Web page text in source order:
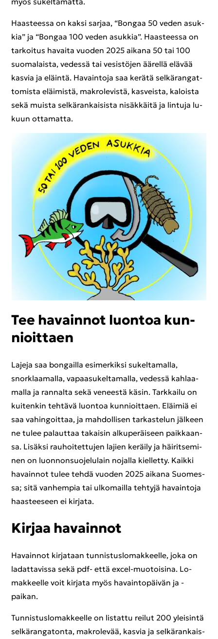
Haas­tees­sa on kaksi sar­jaa, “Bon­gaa 50 veden asuk­
kia” ja “Bon­gaa 100 veden asuk­kia”. Haas­tees­sa on
tar­koi­tus ha­vai­ta vuo­den 2025 ai­ka­na 50 tai 100
suo­ma­lais­ta, ve­des­sä tai ve­sis­tö­jen ää­rel­lä elä­vää
kas­via ja eläin­tä. Ha­vain­to­ja saa ke­rä­tä sel­kä­ran­gat­
to­mis­ta eläi­mis­tä, mak­ro­le­vis­tä, kas­veis­ta, ka­lois­ta
sekä muis­ta sel­kä­ran­kai­sis­ta ni­säk­käi­tä ja lin­tu­ja lu­
kuun ot­ta­mat­ta.
Tee ha­vain­not luon­toa kun­
nioit­taen
La­je­ja saa bon­gail­la esi­mer­kik­si su­kel­ta­mal­la,
snorklaa­mal­la, va­paa­su­kel­ta­mal­la, ve­des­sä kah­laa­
mal­la ja ran­nal­ta sekä ve­nees­tä käsin. Tark­kai­lu on
kui­ten­kin teh­tä­vä luon­toa kun­nioit­taen. Eläi­miä ei
saa va­hin­goit­taa, ja mah­dol­li­sen tar­kas­te­lun jäl­keen
ne tulee pa­laut­taa ta­kai­sin al­ku­pe­räi­seen paik­kaan­
sa. Li­säk­si rau­hoi­tet­tu­jen la­jien ke­räi­ly ja häi­rit­se­mi­
nen on luon­non­suo­je­lu­lain no­jal­la kiel­let­ty. Kaik­ki
ha­vain­not tulee tehdä vuo­den 2025 ai­ka­na Suo­mes­
sa; sitä van­hem­pia tai ul­ko­mail­la teh­ty­jä ha­vain­to­ja
haas­tee­seen ei kir­ja­ta.
Kir­jaa ha­vain­not
Ha­vain­not kir­ja­taan tun­nis­tus­lo­mak­keel­le, joka on
la­dat­ta­vis­sa sekä pdf- että excel-​muotoisina. Lo­
mak­keel­le voit kir­ja­ta myös ha­vain­to­päi­vän ja -​
paikan.
Tun­nis­tus­lo­mak­keel­le on lis­tat­tu rei­lut 200 ylei­sin­tä
sel­kä­ran­ga­ton­ta, mak­ro­le­vää, kas­via ja sel­kä­ran­kais­